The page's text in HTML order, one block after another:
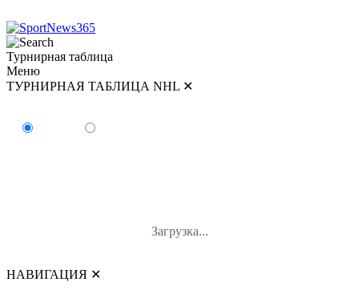
Турнирная таблица
Меню
ТУРНИРНАЯ ТАБЛИЦА NHL ✕
Загрузка...
НАВИГАЦИЯ ✕